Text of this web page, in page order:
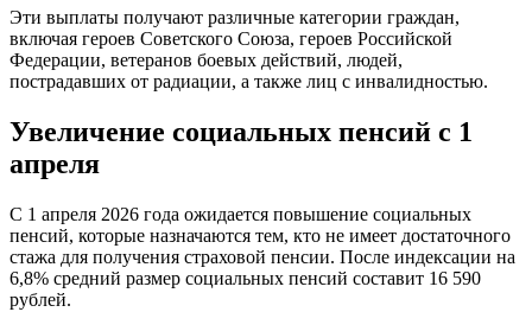
Эти выплаты получают различные категории граждан,
включая героев Советского Союза, героев Российской
Федерации, ветеранов боевых действий, людей,
пострадавших от радиации, а также лиц с инвалидностью.
Увеличение социальных пенсий с 1
апреля
С 1 апреля 2026 года ожидается повышение социальных
пенсий, которые назначаются тем, кто не имеет достаточного
стажа для получения страховой пенсии. После индексации на
6,8% средний размер социальных пенсий составит 16 590
рублей.